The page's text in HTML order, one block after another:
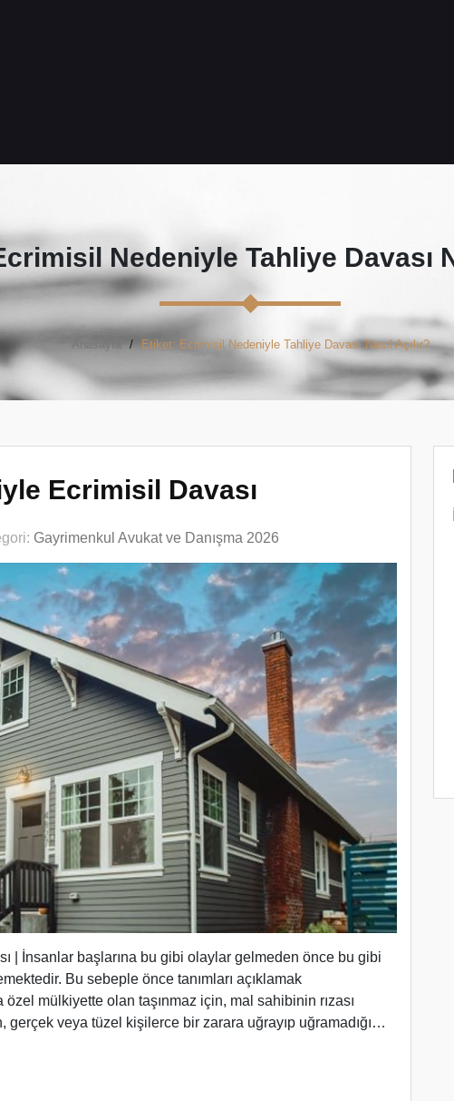
Nedeniyle Tahliye Davası
Anasayfa Etiket: Ecrimisil Nedeniyle Tahliye Davası Nasıl Açılır?
Ecrimisil Davası
Gayrimenkul Avukat ve Danışma 2026
| İnsanlar başlarına bu gibi olaylar gelmeden önce bu gibi
Bu sebeple önce tanımları açıklamak
mülkiyette olan taşınmaz için, mal sahibinin rızası
veya tüzel kişilerce bir zarara uğrayıp uğramadığı…